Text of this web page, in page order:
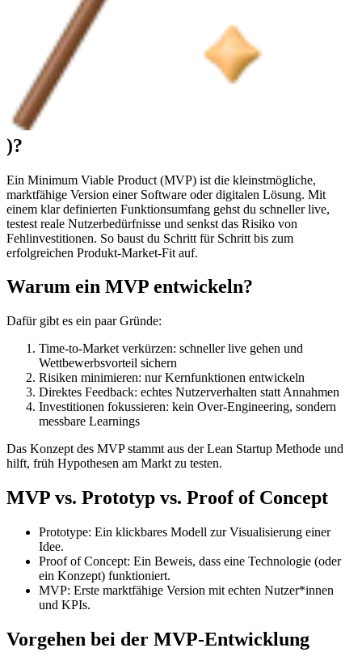
)?
Ein Minimum Viable Product (MVP) ist die kleinstmögliche,
marktfähige Version einer Software oder digitalen Lösung. Mit
einem klar definierten Funktionsumfang gehst du schneller live,
testest reale Nutzerbedürfnisse und senkst das Risiko von
Fehlinvestitionen. So baust du Schritt für Schritt bis zum
erfolgreichen Produkt-Market-Fit auf.
Warum ein MVP entwickeln?
Dafür gibt es ein paar Gründe:
Time-to-Market verkürzen: schneller live gehen und
Wettbewerbsvorteil sichern
Risiken minimieren: nur Kernfunktionen entwickeln
Direktes Feedback: echtes Nutzerverhalten statt Annahmen
Investitionen fokussieren: kein Over-Engineering, sondern
messbare Learnings
Das Konzept des MVP stammt aus der Lean Startup Methode und
hilft, früh Hypothesen am Markt zu testen.
MVP vs. Prototyp vs. Proof of Concept
Prototype: Ein klickbares Modell zur Visualisierung einer
Idee.
Proof of Concept: Ein Beweis, dass eine Technologie (oder
ein Konzept) funktioniert.
MVP: Erste marktfähige Version mit echten Nutzer*innen
und KPIs.
Vorgehen bei der MVP-Entwicklung